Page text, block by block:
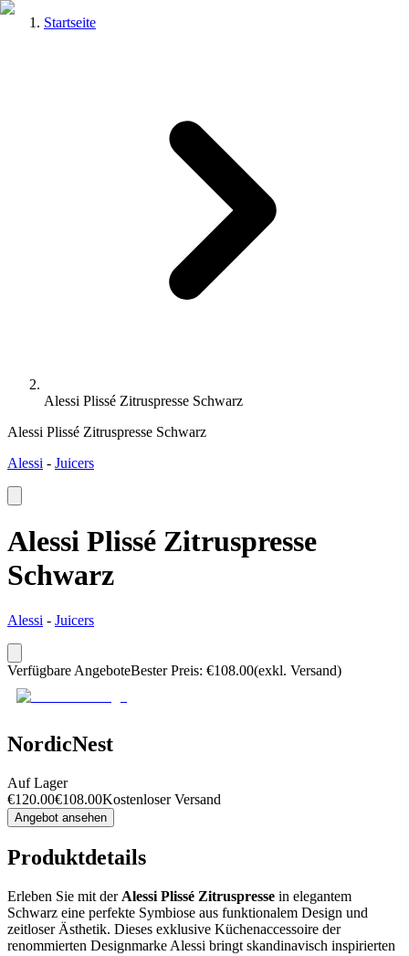
Startseite
Alessi Plissé Zitruspresse Schwarz
Alessi Plissé Zitruspresse Schwarz
Alessi - Juicers
Alessi Plissé Zitruspresse
Schwarz
Alessi - Juicers
Verfügbare AngeboteBester Preis: €108.00(exkl. Versand)
NordicNest
Auf Lager
€120.00€108.00Kostenloser Versand
Angebot ansehen
Produktdetails
Erleben Sie mit der Alessi Plissé Zitruspresse in elegantem
Schwarz eine perfekte Symbiose aus funktionalem Design und
zeitloser Ästhetik. Dieses exklusive Küchenaccessoire der
renommierten Designmarke Alessi bringt skandinavisch inspirierten